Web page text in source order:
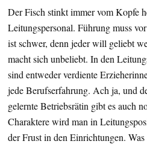
Der Fisch stinkt immer vom Kopfe
Leitungspersonal. Führung muss
ist schwer, denn jeder will geliebt
macht sich unbeliebt. In den
sind entweder verdiente
jede Berufserfahrung. Ach ja, und
gelernte Betriebsrätin gibt es auch
Charaktere wird man in
der Frust in den Einrichtungen.